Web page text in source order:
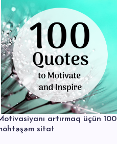
artırmaq üçün 100
sitat